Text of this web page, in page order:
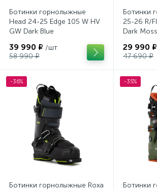
Ботинки горнолыжные
Head 24-25 Edge 105 W HV
GW Dark Blue
39 990 ₽ /шт
58 990 ₽
Ботинки
25-26 R/
Dark
29 990 ₽
47 690 ₽
-36%
Ботинки горнолыжные Roxa
-35%
Ботинки